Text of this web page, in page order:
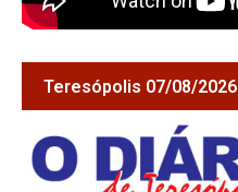
Teresópolis 07/08/2026